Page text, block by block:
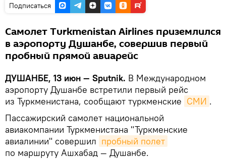
Подписаться
Самолет Turkmenistan Airlines приземлился
в аэропорту Душанбе, совершив первый
пробный прямой авиарейс
ДУШАНБЕ, 13 июн — Sputnik. В Международном
аэропорту Душанбе встретили первый рейс
из Туркменистана, сообщают туркменские СМИ .
Пассажирский самолет национальной
авиакомпании Туркменистана "Туркменские
авиалинии" совершил пробный полет
по маршруту Ашхабад — Душанбе.